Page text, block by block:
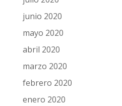
junio 2020
mayo 2020
abril 2020
marzo 2020
febrero 2020
enero 2020